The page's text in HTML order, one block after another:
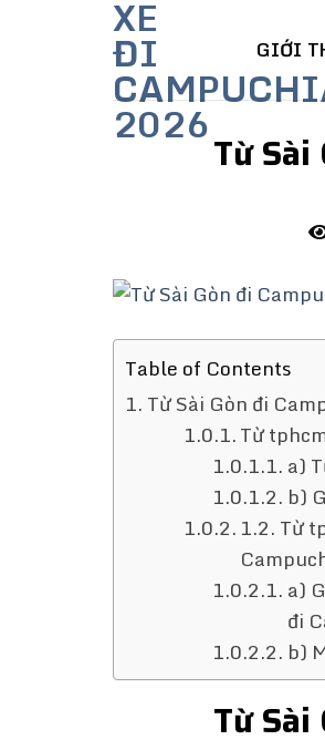
XE
ĐI
2026
GIỚI
Từ
Table of Contents
Từ Sài Gòn đi
Từ
a)
b)
1.2. Từ
a)
đi
b)
Từ